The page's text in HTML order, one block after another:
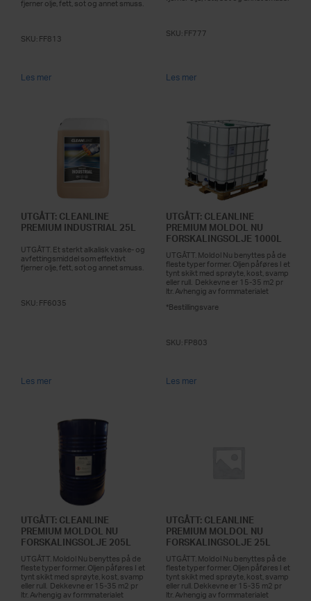
fjerner olje, fett, sot og annet smuss.
SKU: FF813
Les mer
SKU: FF777
Les mer
UTGÅTT: CLEANLINE
PREMIUM INDUSTRIAL 25L
UTGÅTT. Et sterkt alkalisk vaske- og
avfettingsmiddel som effektivt
fjerner olje, fett, sot og annet smuss.
SKU: FF6035
Les mer
UTGÅTT: CLEANLINE
PREMIUM MOLDOL NU
FORSKALINGSOLJE 1000L
UTGÅTT. Moldol Nu benyttes på de
fleste typer former. Oljen påføres I et
tynt skikt med sprøyte, kost, svamp
eller rull. Dekkevne er 15-35 m2 pr
ltr. Avhengig av formmaterialet
*Bestillingsvare
SKU: FP803
Les mer
UTGÅTT: CLEANLINE
PREMIUM MOLDOL NU
FORSKALINGSOLJE 205L
UTGÅTT. Moldol Nu benyttes på de
fleste typer former. Oljen påføres I et
tynt skikt med sprøyte, kost, svamp
eller rull. Dekkevne er 15-35 m2 pr
ltr. Avhengig av formmaterialet
UTGÅTT: CLEANLINE
PREMIUM MOLDOL NU
FORSKALINGSOLJE 25L
UTGÅTT. Moldol Nu benyttes på de
fleste typer former. Oljen påføres I et
tynt skikt med sprøyte, kost, svamp
eller rull. Dekkevne er 15-35 m2 pr
ltr. Avhengig av formmaterialet